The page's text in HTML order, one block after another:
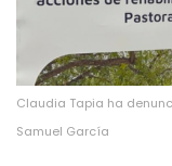
Claudia Tapia ha
Samuel García